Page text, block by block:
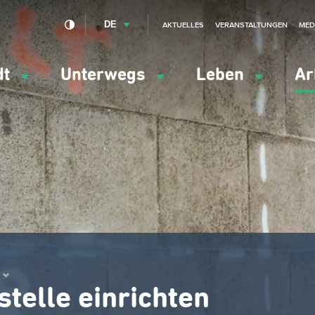
Unterwegs Leben
DE AKTUELLES VERANSTALTUNGEN
einrichten